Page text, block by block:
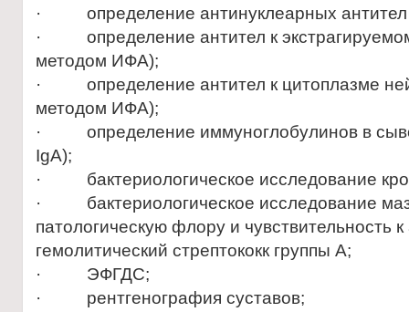
· определение антинуклеарных
· определение антител к
методом ИФА);
· определение антител к цитоплазме
методом ИФА);
· определение иммуноглобулинов в
IgA);
· бактериологическое исследование
· бактериологическое исследование
патологическую флору и чувствительность
гемолитический стрептококк группы А;
· ЭФГДС;
· рентгенография суставов;